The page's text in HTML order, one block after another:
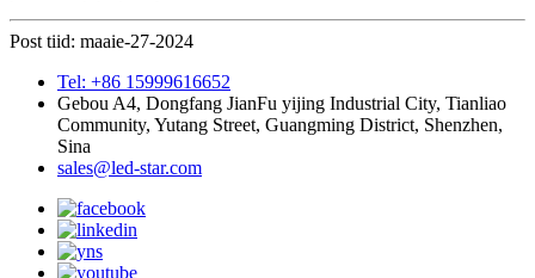
Post tiid: maaie-27-2024
Tel: +86 15999616652
Gebou A4, Dongfang JianFu yijing Industrial City, Tianliao
Community, Yutang Street, Guangming District, Shenzhen,
Sina
sales@led-star.com